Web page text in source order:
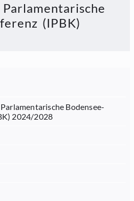
(IPBK)
Bodensee-
2024/2028